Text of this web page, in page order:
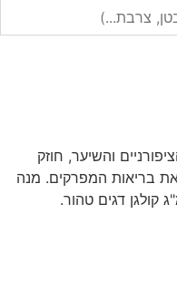
והשיער, חוזק
את בריאות המפרקים. מנה